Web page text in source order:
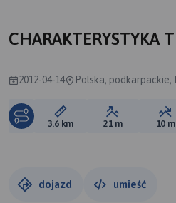
CHARAKTERYSTYKA
2012-04-14 Polska, podkarpackie,
Długość trasy:
3.6 km Suma
21 m 10 m
dojazd umieść